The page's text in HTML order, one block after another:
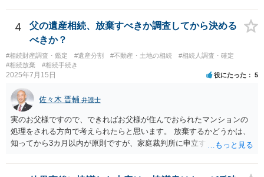
4
父の遺産相続、放棄すべきか調査してから決める
べきか？
#相続財産調査・鑑定 #遺産分割 #不動産・土地の相続
#相続人調査・確定
#相続放棄
#相続手続き
2025年7月15日 役にたった 5
佐々木 晋輔 弁護士
実のお父様ですので、できればお父様が住んでおられたマンションの
処理をされる方向で考えられたらと思います。 放棄するかどうかは、
知ってから3カ月以内が原則ですが、家庭裁判所に申立すれば3カ月の
放棄するかどうか決めることができます。 銀行やサラ金が数年も放置